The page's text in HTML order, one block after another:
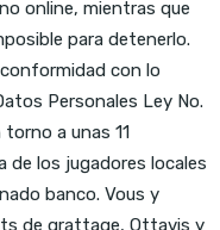
online, mientras que
para detenerlo.
con lo
Personales Ley No.
a unas 11
de los jugadores locales
banco. Vous y
de grattage, Ottavis y